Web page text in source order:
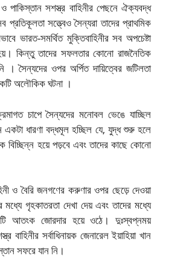
পাকিস্তান সশস্ত্র বাহিনীর পেছনে ঐক্যবদ্ধ
প্রতিকূলতা সত্ত্বেও সৈন্যরা তাদের প্রাথমিক
ভারত-সমর্থিত মুক্তিবাহিনীর সব অপচেষ্টা
কিন্তু তাদের সফলতার কোনো রাজনৈতিক
। সৈন্যদের ওপর অর্পিত দায়িত্বের জটিলতা
অলৌকিক ঘটনা ।
চাপে সৈন্যদের মনোবল ভেঙে যাচ্ছিল
ধারণা বদ্ধমূল হচ্ছিল যে, যুদ্ধ শুরু হলে
বিচ্ছিন্ন হয়ে পড়বে এবং তাদের কাছে কোনো
ও বৈরি জনগণের করুণার ওপর ছেড়ে দেওয়া
গৃহকাতরতা দেখা দেয় এবং তাদের মধ্যে
আতংক জোরদার হয়ে ওঠে। দুঃস্বপ্নময়
বাহিনীর সর্বাধিনায়ক জেনারেল ইয়াহিয়া খান
সফরে যান নি।